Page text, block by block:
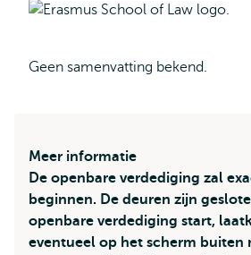
Geen samenvatting bekend.
Meer informatie
De openbare verdediging zal
beginnen. De deuren zijn
openbare verdediging start,
eventueel op het scherm buiten